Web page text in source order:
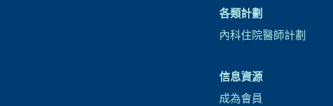
各類計劃
內科住院醫師計劃
信息資源
成為會員